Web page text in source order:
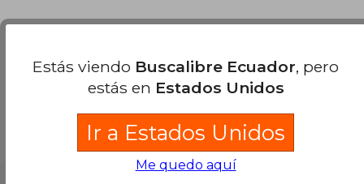
Estás viendo Buscalibre Ecuador, pero
estás en Estados Unidos
Ir a Estados Unidos
Me quedo aquí